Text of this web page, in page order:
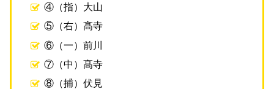
④（指）大山
⑤（右）髙寺
⑥（一）前川
⑦（中）髙寺
⑧（捕）伏見